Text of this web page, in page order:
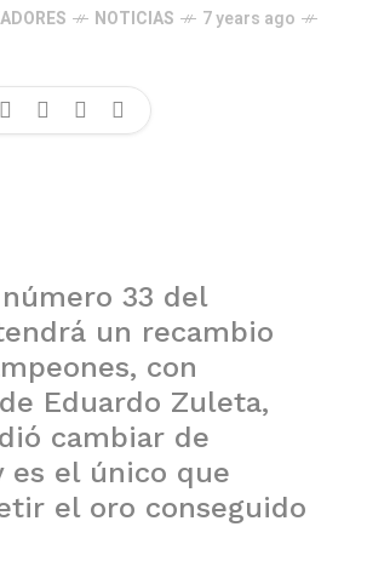
NOTICIAS
7 years ago
33 del
un recambio
con
Eduardo Zuleta,
cambiar de
es el único que
el oro conseguido